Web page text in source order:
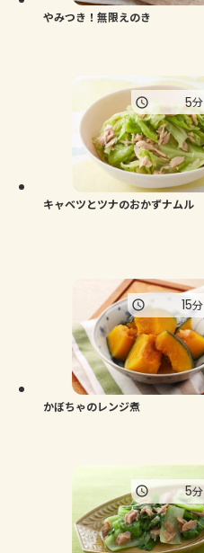
やみつき！無限えのき
キャベツとツナのおかずナムル
5分
かぼちゃのレンジ煮
15分
5分